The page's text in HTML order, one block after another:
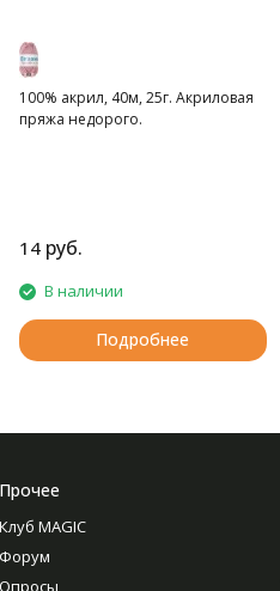
100% акрил, 40м, 25г. Акриловая
пряжа недорого.
14 руб.
В наличии
Подробнее
Прочее
Клуб MAGIC
Форум
Опросы